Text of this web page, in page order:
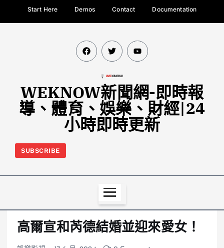
Start Here Demos Contact Documentation
WEKNOW新聞網-即時報
導、體育、娛樂、財經|24
小時即時更新
SUBSCRIBE
高爾宣和芮德結婚並迎來愛女！